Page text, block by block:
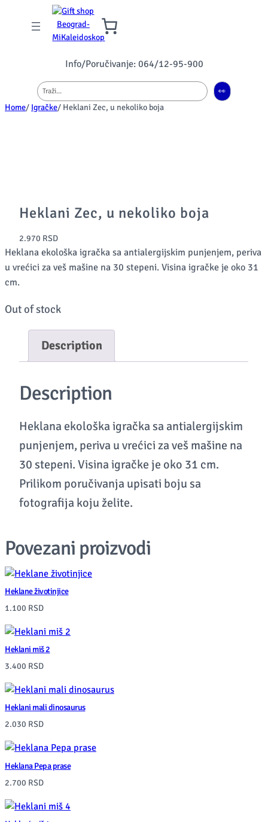
Info/Poručivanje: 064/12-95-900
Pretraga 👀
Home/ Igračke/ Heklani Zec, u nekoliko boja
Heklani Zec, u nekoliko boja
2.970 RSD
Heklana ekološka igračka sa antialergijskim punjenjem, periva
u vrećici za veš mašine na 30 stepeni. Visina igračke je oko 31
cm.
Out of stock
Description
Description
Heklana ekološka igračka sa antialergijskim
punjenjem, periva u vrećici za veš mašine na
30 stepeni. Visina igračke je oko 31 cm.
Prilikom poručivanja upisati boju sa
fotografija koju želite.
Povezani proizvodi
Heklane životinjice
1.100 RSD
Heklani miš 2
3.400 RSD
Heklani mali dinosaurus
2.030 RSD
Heklana Pepa prase
2.700 RSD